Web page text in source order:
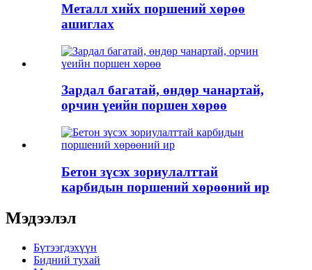
Металл хийх поршений хөрөө
ашиглах
Зардал багатай, өндөр чанартай,
орчин үеийн поршен хөрөө
Бетон зүсэх зориулалттай
карбидын поршений хөрөөний ир
Мэдээлэл
Бүтээгдэхүүн
Бидний тухай